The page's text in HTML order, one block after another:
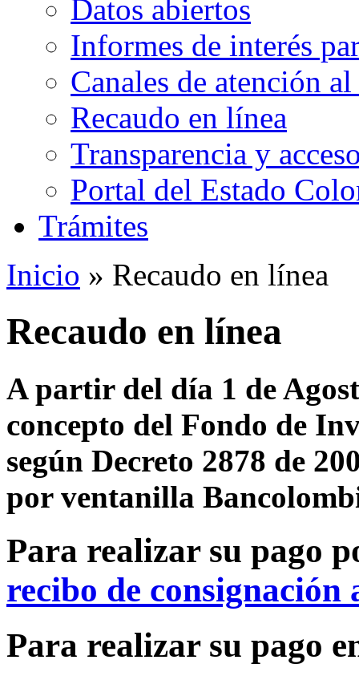
Datos abiertos
Informes de interés
Canales de atención
Recaudo en línea
Transparencia y
Portal del Estado
Trámites
Inicio » Recaudo en línea
Recaudo en línea
A partir del día 1 de
concepto del Fondo de
según Decreto 2878 de
por ventanilla
Para realizar su pago
recibo de consignación
Para realizar su pago